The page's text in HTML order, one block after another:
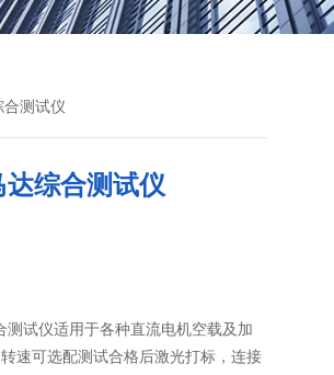
合测试仪
综合测试仪
试仪适用于各种直流电机空载及加
速可选配测试合格后激光打标，连接